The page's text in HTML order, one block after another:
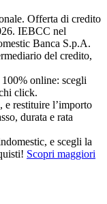
Offerta di credito
IEBCC nel
Banca S.p.A.
del credito,
online: scegli
click.
e restituire l’importo
durata e rata
e scegli la
Scopri maggiori